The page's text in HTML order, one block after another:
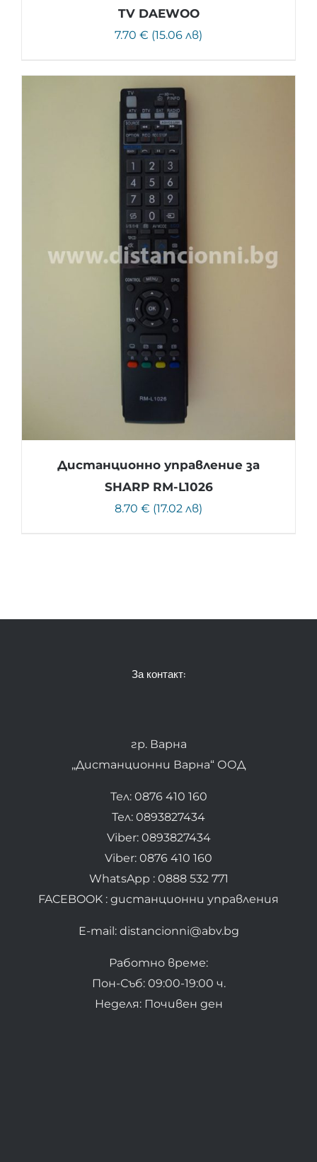
TV DAEWOO
7.70 € (15.06 лв)
Дистанционно управление за
SHARP RM-L1026
8.70 € (17.02 лв)
За контакт:
гр. Варна
„Дистанционни Варна“ ООД
Тел: 0876 410 160
Тел: 0893827434
Viber: 0893827434
Viber: 0876 410 160
WhatsApp : 0888 532 771
FACEBOOK : дистанционни управления
E-mail: distancionni@abv.bg
Работно време:
Пон-Съб: 09:00-19:00 ч.
Неделя: Почивен ден